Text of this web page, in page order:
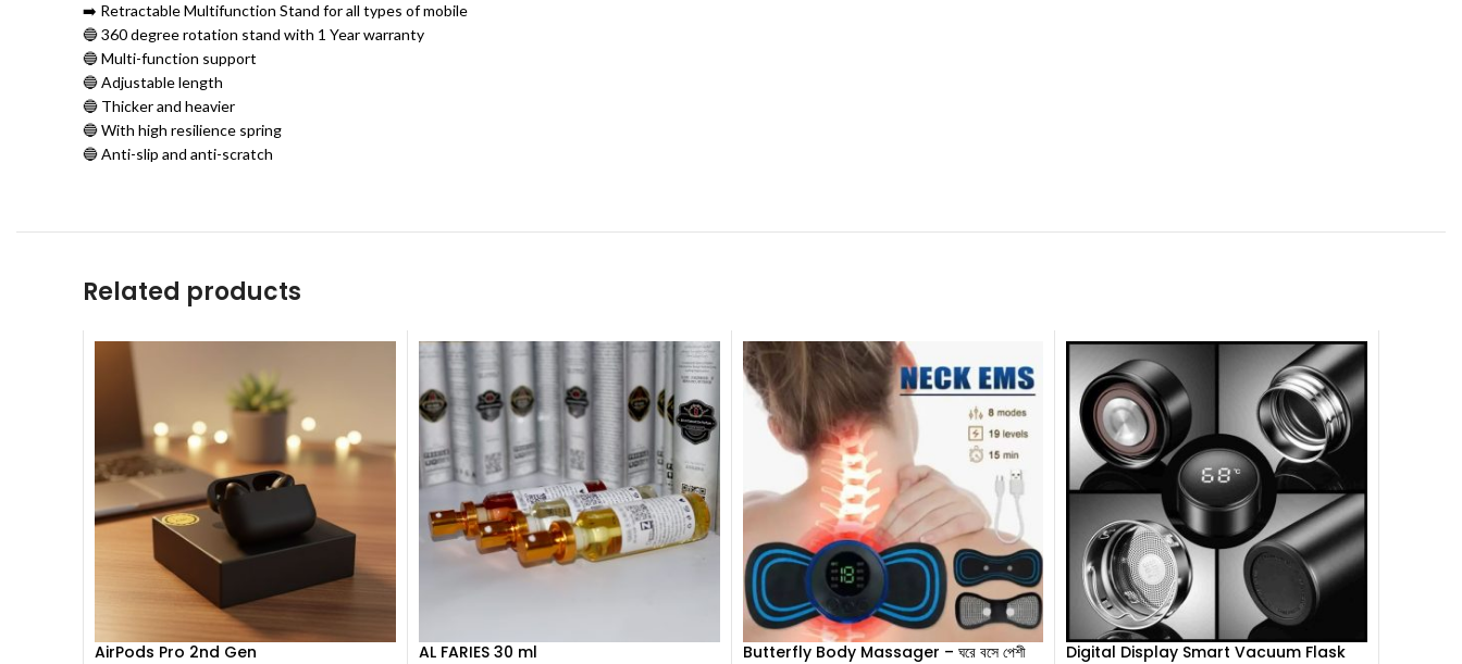
➡️ Retractable Multifunction Stand for all types of mobile
🔵 360 degree rotation stand with 1 Year warranty
🔵 Multi-function support
🔵 Adjustable length
🔵 Thicker and heavier
🔵 With high resilience spring
🔵 Anti-slip and anti-scratch
Related products
AirPods Pro 2nd Gen AL FARIES 30 ml
Butterfly Body Massager – ঘরে বসে পেশী
Digital Display Smart Vacuum Flask